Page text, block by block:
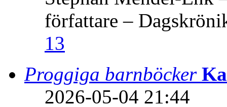
författare –
13
Proggiga barnböcker
2026-05-04 21:44